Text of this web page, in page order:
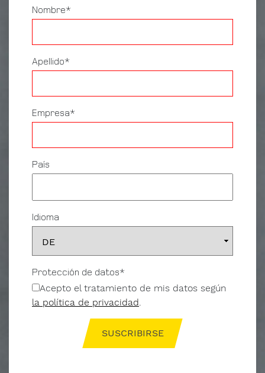
Nombre*
Apellido*
Empresa*
País
Idioma
Protección de datos*
Acepto el tratamiento de mis datos según
la política de privacidad
SUSCRIBIRSE
Mensaje
interesa
Componentes
de encofrado
Encofrados